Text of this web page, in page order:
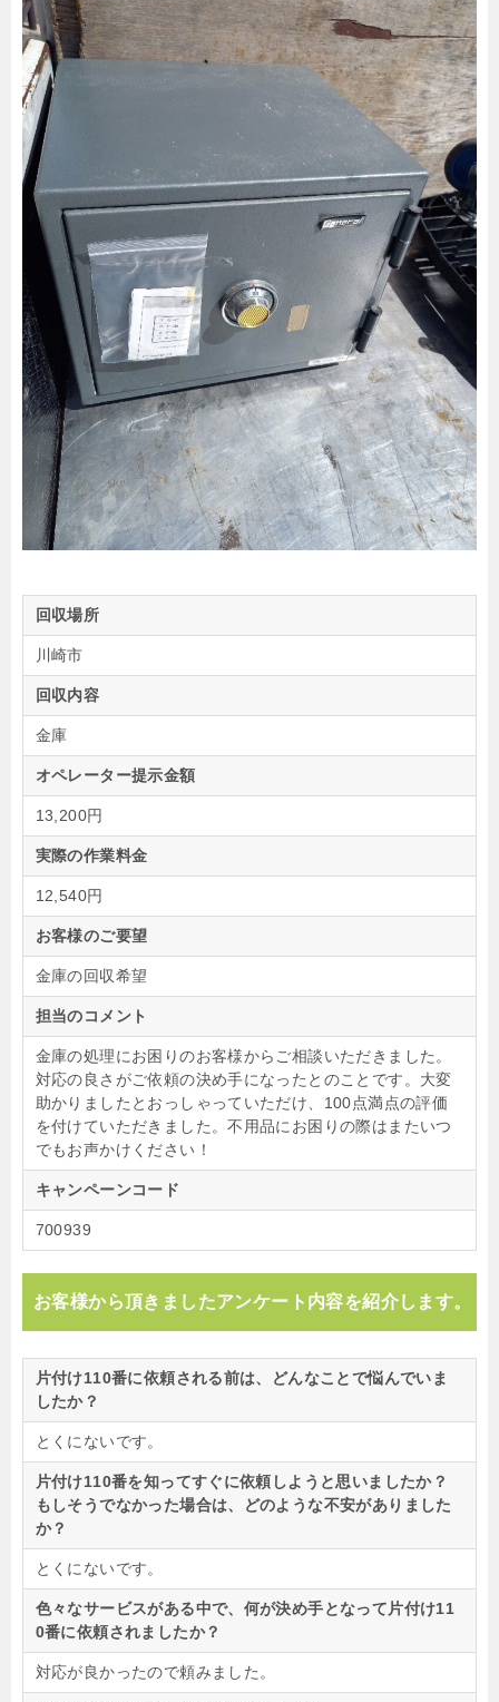
回収場所
川崎市
回収内容
金庫
オペレーター提示金額
13,200円
実際の作業料金
12,540円
お客様のご要望
金庫の回収希望
担当のコメント
金庫の処理にお困りのお客様からご相談いただきました。
対応の良さがご依頼の決め手になったとのことです。大変
助かりましたとおっしゃっていただけ、100点満点の評価
を付けていただきました。不用品にお困りの際はまたいつ
でもお声かけください！
キャンペーンコード
700939
お客様から頂きましたアンケート内容を紹介します。
片付け110番に依頼される前は、どんなことで悩んでいま
したか？
とくにないです。
片付け110番を知ってすぐに依頼しようと思いましたか？
もしそうでなかった場合は、どのような不安がありました
か？
とくにないです。
色々なサービスがある中で、何が決め手となって片付け11
0番に依頼されましたか？
対応が良かったので頼みました。